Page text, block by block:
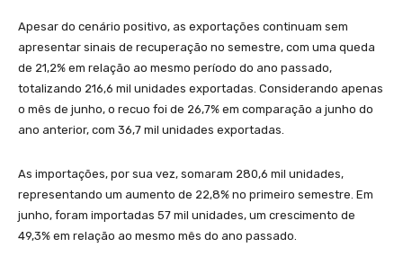
Apesar do cenário positivo, as exportações continuam sem
apresentar sinais de recuperação no semestre, com uma queda
de 21,2% em relação ao mesmo período do ano passado,
totalizando 216,6 mil unidades exportadas. Considerando apenas
o mês de junho, o recuo foi de 26,7% em comparação a junho do
ano anterior, com 36,7 mil unidades exportadas.
As importações, por sua vez, somaram 280,6 mil unidades,
representando um aumento de 22,8% no primeiro semestre. Em
junho, foram importadas 57 mil unidades, um crescimento de
49,3% em relação ao mesmo mês do ano passado.